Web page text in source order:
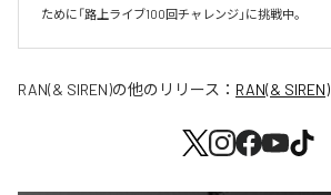
ために「路上ライブ100回チャレンジ」に挑戦中。
RAN(& SIREN)の他のリリース： RAN(& SIREN)